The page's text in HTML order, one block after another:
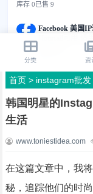
首页> instagram批发
韩国明星的
生活
www.toniestidea.com
在这篇文章中，我
秘，追踪他们的时